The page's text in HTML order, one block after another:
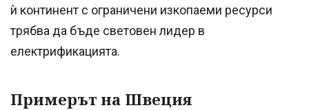
ѝ континент с ограничени изкопаеми ресурси
трябва да бъде световен лидер в
електрификацията.
Примерът на Швеция